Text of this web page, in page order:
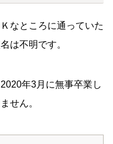
なところに通っていた
は不明です。
年3月に無事卒業し
せん。